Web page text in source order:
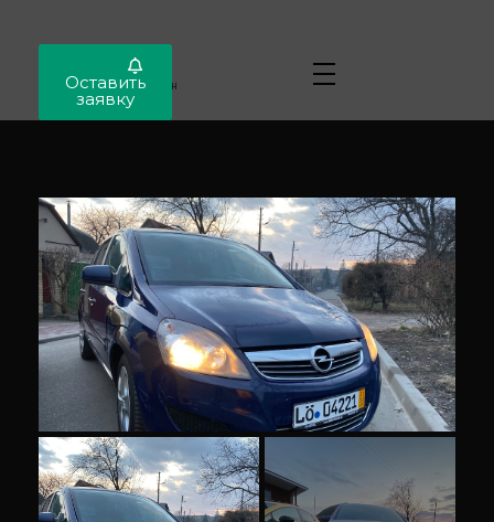
Locar
Автопригон
Оставить
заявку